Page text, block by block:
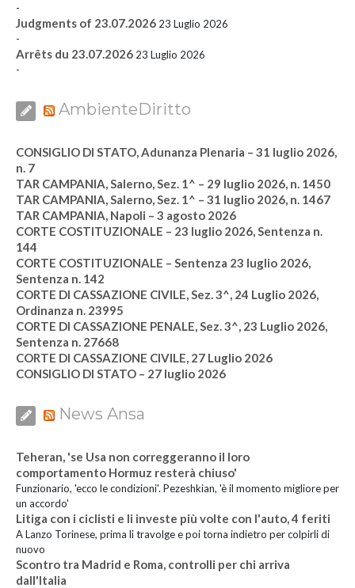
-
Judgments of 23.07.2026 23 Luglio 2026
-
Arrêts du 23.07.2026 23 Luglio 2026
-
AmbienteDiritto
CONSIGLIO DI STATO, Adunanza Plenaria – 31 luglio 2026,
n. 7
TAR CAMPANIA, Salerno, Sez. 1^ – 29 luglio 2026, n. 1450
TAR CAMPANIA, Salerno, Sez. 1^ – 31 luglio 2026, n. 1467
TAR CAMPANIA, Napoli – 3 agosto 2026
CORTE COSTITUZIONALE – 23 luglio 2026, Sentenza n.
144
CORTE COSTITUZIONALE – Sentenza 23 luglio 2026,
Sentenza n. 142
CORTE DI CASSAZIONE CIVILE, Sez. 3^, 24 Luglio 2026,
Ordinanza n. 23995
CORTE DI CASSAZIONE PENALE, Sez. 3^, 23 Luglio 2026,
Sentenza n. 27668
CORTE DI CASSAZIONE CIVILE, 27 Luglio 2026
CONSIGLIO DI STATO – 27 luglio 2026
News Ansa
Teheran, 'se Usa non correggeranno il loro
comportamento Hormuz resterà chiuso'
Funzionario, 'ecco le condizioni'. Pezeshkian, 'è il momento migliore per
un accordo'
Litiga con i ciclisti e li investe più volte con l'auto, 4 feriti
A Lanzo Torinese, prima li travolge e poi torna indietro per colpirli di
nuovo
Scontro tra Madrid e Roma, controlli per chi arriva
dall'Italia